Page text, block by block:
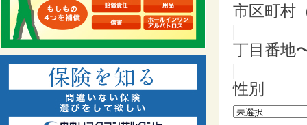
市区町村
丁目番地
性別